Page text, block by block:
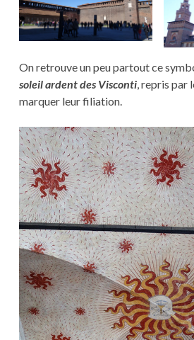
On retrouve un peu partout ce
soleil ardent des Visconti, repris par
marquer leur filiation.